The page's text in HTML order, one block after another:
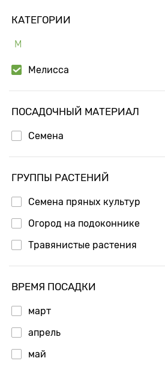
КАТЕГОРИИ
М
Мелисса
ПОСАДОЧНЫЙ МАТЕРИАЛ
Семена
ГРУППЫ РАСТЕНИЙ
Семена пряных культур
Огород на подоконнике
Травянистые растения
ВРЕМЯ ПОСАДКИ
март
апрель
май